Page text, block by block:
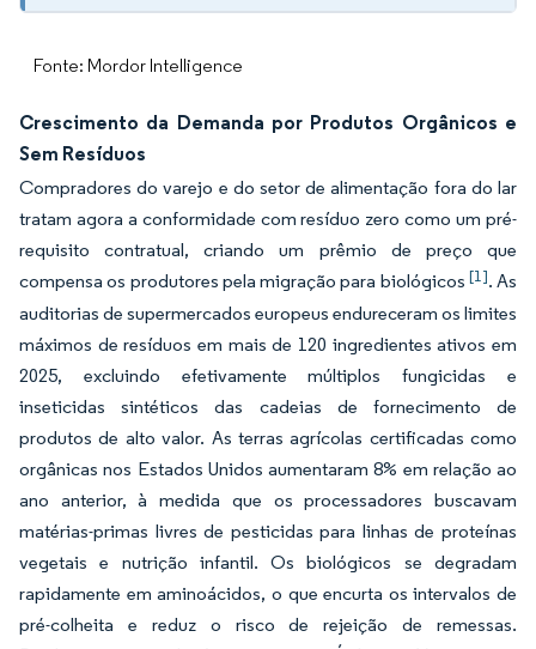
Fonte: Mordor Intelligence
Crescimento da Demanda por Produtos Orgânicos e
Sem Resíduos
Compradores do varejo e do setor de alimentação fora do lar
tratam agora a conformidade com resíduo zero como um pré-
requisito contratual, criando um prêmio de preço que
compensa os produtores pela migração para biológicos [1]. As
auditorias de supermercados europeus endureceram os limites
máximos de resíduos em mais de 120 ingredientes ativos em
2025, excluindo efetivamente múltiplos fungicidas e
inseticidas sintéticos das cadeias de fornecimento de
produtos de alto valor. As terras agrícolas certificadas como
orgânicas nos Estados Unidos aumentaram 8% em relação ao
ano anterior, à medida que os processadores buscavam
matérias-primas livres de pesticidas para linhas de proteínas
vegetais e nutrição infantil. Os biológicos se degradam
rapidamente em aminoácidos, o que encurta os intervalos de
pré-colheita e reduz o risco de rejeição de remessas.